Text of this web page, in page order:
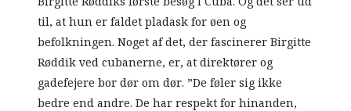
til, at hun er faldet pladask for øen og
befolkningen. Noget af det, der fascinerer Birgitte
Røddik ved cubanerne, er, at direktører og
gadefejere bor dør om dør. ”De føler sig ikke
bedre end andre. De har respekt for hinanden,